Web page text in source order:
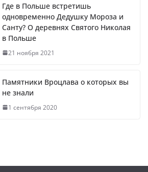
Где в Польше встретишь
одновременно Дедушку Мороза и
Санту? О деревнях Святого Николая
в Польше
21 ноября 2021
Памятники Вроцлава о которых вы
не знали
1 сентября 2020